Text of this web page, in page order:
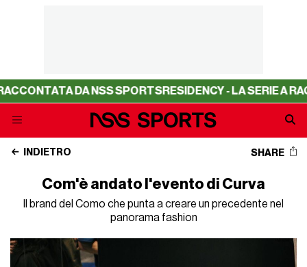
DA NSS SPORTSRESIDENCY - LA SERIE A
INDIETRO SHARE
Com'è andato l'evento di Curva
Il brand del Como che punta a creare un precedente nel
panorama fashion